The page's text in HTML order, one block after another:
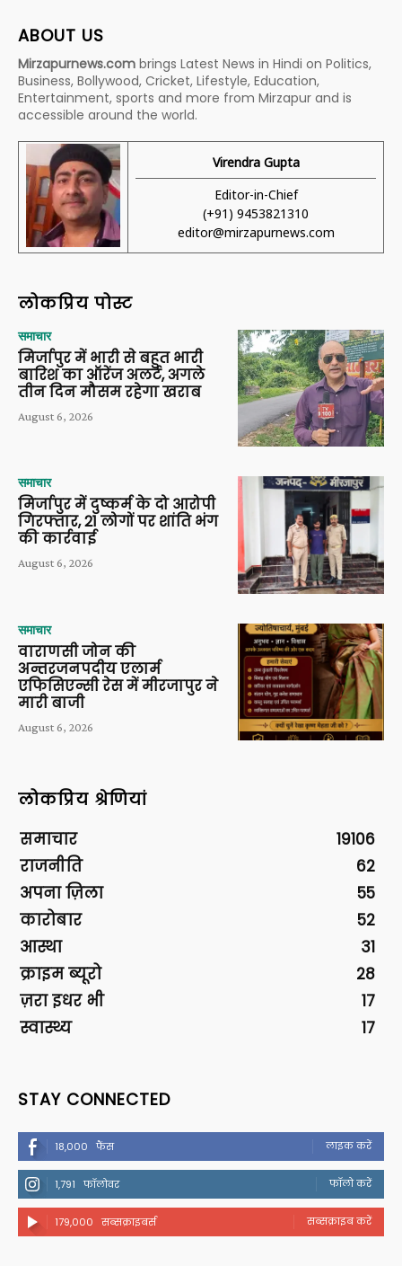
ABOUT US
Mirzapurnews.com brings Latest News in Hindi on Politics,
Business, Bollywood, Cricket, Lifestyle, Education,
Entertainment, sports and more from Mirzapur and is
accessible around the world.
Virendra Gupta
Editor-in-Chief
(+91) 9453821310
editor@mirzapurnews.com
लोकप्रिय पोस्ट
समाचार
मिर्जापुर में भारी से बहुत भारी
बारिश का ऑरेंज अलर्ट, अगले
तीन दिन मौसम रहेगा खराब
August 6, 2026
समाचार
मिर्जापुर में दुष्कर्म के दो आरोपी
गिरफ्तार, 21 लोगों पर शांति भंग
की कार्रवाई
August 6, 2026
समाचार
वाराणसी जोन की
अन्तरजनपदीय एलार्म
एफिसिएन्सी रेस में मीरजापुर ने
मारी बाजी
August 6, 2026
लोकप्रिय श्रेणियां
समाचार
19106
राजनीति
62
अपना ज़िला
55
कारोबार
52
आस्था
31
क्राइम ब्यूरो
28
ज़रा इधर भी
17
स्वास्थ्य
17
STAY CONNECTED
18,000 फैंस लाइक करें
1,791 फॉलोवर फॉलो करें
179,000 सब्सक्राइबर्स सब्सक्राइब करें